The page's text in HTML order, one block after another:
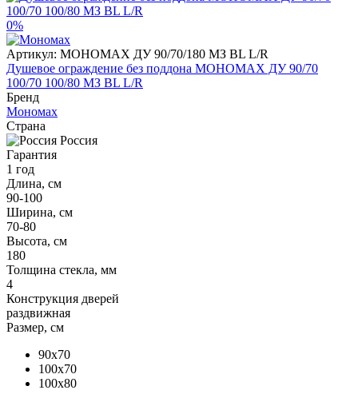
0%
Артикул: МОНОМАХ ДУ 90/70/180 МЗ BL L/R
Душевое ограждение без поддона МОНОМАХ ДУ 90/70
100/70 100/80 МЗ BL L/R
Бренд
Мономах
Страна
Россия
Гарантия
1 год
Длина, см
90-100
Ширина, см
70-80
Высота, см
180
Толщина стекла, мм
4
Конструкция дверей
раздвижная
Размер, см
90x70
100x70
100x80